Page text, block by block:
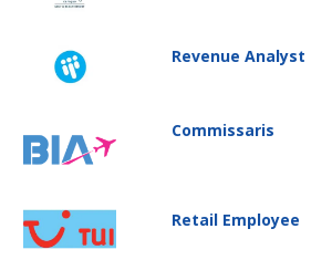
Revenue Analyst
Commissaris
Retail Employee